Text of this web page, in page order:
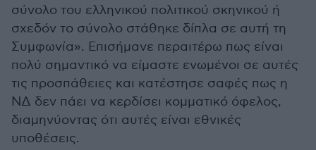
σύνολο του ελληνικού πολιτικού σκηνικού ή
σχεδόν το σύνολο στάθηκε δίπλα σε αυτή τη
Συμφωνία». Επισήμανε περαιτέρω πως είναι
πολύ σημαντικό να είμαστε ενωμένοι σε αυτές
τις προσπάθειες και κατέστησε σαφές πως η
ΝΔ δεν πάει να κερδίσει κομματικό όφελος,
διαμηνύοντας ότι αυτές είναι εθνικές
υποθέσεις.